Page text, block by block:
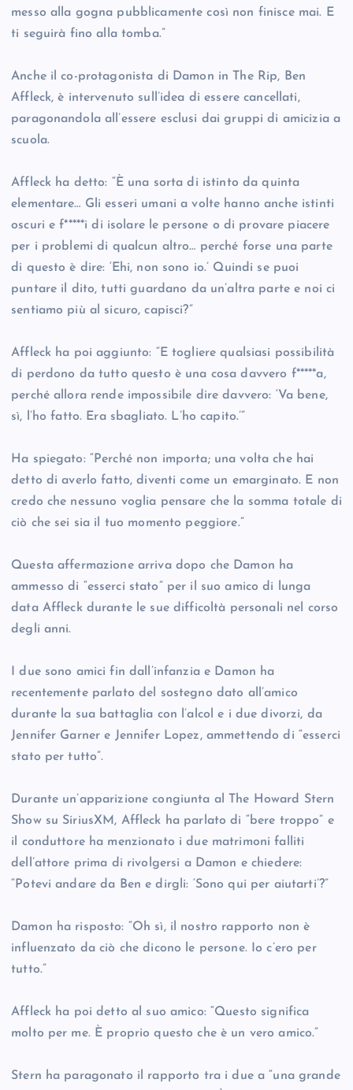
messo alla gogna pubblicamente così non finisce mai. E
ti seguirà fino alla tomba.”
Anche il co-protagonista di Damon in The Rip, Ben
Affleck, è intervenuto sull’idea di essere cancellati,
paragonandola all’essere esclusi dai gruppi di amicizia a
scuola.
Affleck ha detto: “È una sorta di istinto da quinta
elementare… Gli esseri umani a volte hanno anche istinti
oscuri e f*****i di isolare le persone o di provare piacere
per i problemi di qualcun altro… perché forse una parte
di questo è dire: ‘Ehi, non sono io.’ Quindi se puoi
puntare il dito, tutti guardano da un’altra parte e noi ci
sentiamo più al sicuro, capisci?”
Affleck ha poi aggiunto: “E togliere qualsiasi possibilità
di perdono da tutto questo è una cosa davvero f*****a,
perché allora rende impossibile dire davvero: ‘Va bene,
sì, l’ho fatto. Era sbagliato. L’ho capito.’”
Ha spiegato: “Perché non importa; una volta che hai
detto di averlo fatto, diventi come un emarginato. E non
credo che nessuno voglia pensare che la somma totale di
ciò che sei sia il tuo momento peggiore.”
Questa affermazione arriva dopo che Damon ha
ammesso di “esserci stato” per il suo amico di lunga
data Affleck durante le sue difficoltà personali nel corso
degli anni.
I due sono amici fin dall’infanzia e Damon ha
recentemente parlato del sostegno dato all’amico
durante la sua battaglia con l’alcol e i due divorzi, da
Jennifer Garner e Jennifer Lopez, ammettendo di “esserci
stato per tutto”.
Durante un’apparizione congiunta al The Howard Stern
Show su SiriusXM, Affleck ha parlato di “bere troppo” e
il conduttore ha menzionato i due matrimoni falliti
dell’attore prima di rivolgersi a Damon e chiedere:
“Potevi andare da Ben e dirgli: ‘Sono qui per aiutarti’?”
Damon ha risposto: “Oh sì, il nostro rapporto non è
influenzato da ciò che dicono le persone. Io c’ero per
tutto.”
Affleck ha poi detto al suo amico: “Questo significa
molto per me. È proprio questo che è un vero amico.”
Stern ha paragonato il rapporto tra i due a “una grande